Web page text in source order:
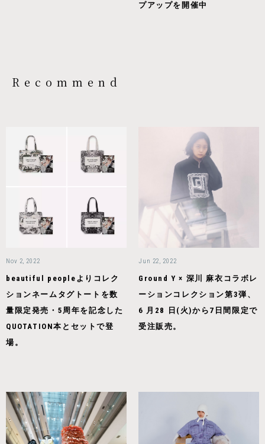
プアップを開催中
Recommend
Nov 2, 2022
beautiful peopleよりコレク
ションネームタグトートを数
量限定発売・5周年を記念した
QUOTATION本とセットで登
場。
Jun 22, 2022
Ground Y × 深川 麻衣コラボレ
ーションコレクション第3弾、
6 月28 日(火)から7日間限定で
受注販売。